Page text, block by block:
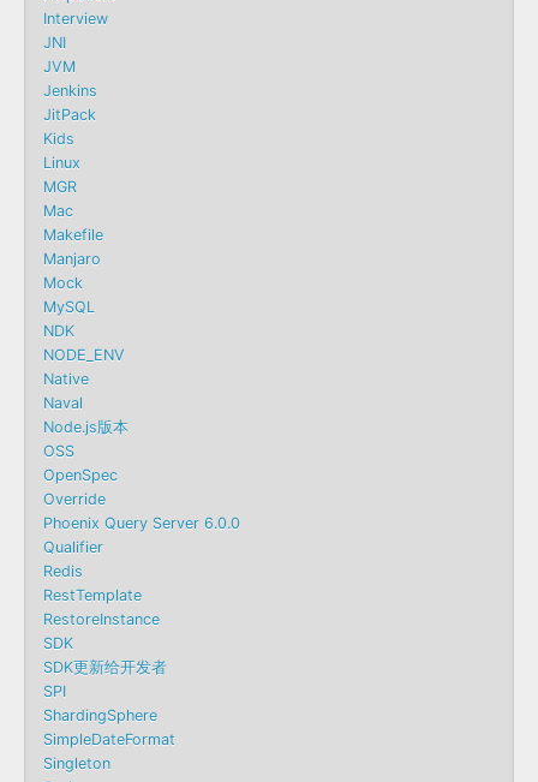
Interview
JNI
JVM
Jenkins
JitPack
Kids
Linux
MGR
Mac
Makefile
Manjaro
Mock
MySQL
NDK
NODE_ENV
Native
Naval
Node.js版本
OSS
OpenSpec
Override
Phoenix Query Server 6.0.0
Qualifier
Redis
RestTemplate
RestoreInstance
SDK
SDK更新给开发者
SPI
ShardingSphere
SimpleDateFormat
Singleton